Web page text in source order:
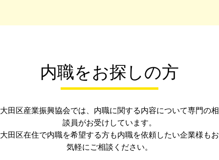
内職をお探しの方
大田区産業振興協会では、内職に関する内容について専門の相
談員がお受けしています。
大田区在住で内職を希望する方も内職を依頼したい企業様もお
気軽にご相談ください。